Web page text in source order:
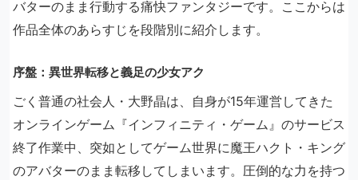
バターのまま行動する痛快ファンタジーです。ここからは
作品全体のあらすじを段階別に紹介します。
序盤：異世界転移と義足の少女アク
ごく普通の社会人・大野晶は、自身が15年運営してきた
オンラインゲーム『インフィニティ・ゲーム』のサービス
終了作業中、突如としてゲーム世界に魔王ハクト・キング
のアバターのまま転移してしまいます。圧倒的な力を持つ